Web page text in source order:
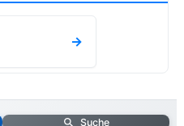
→
Suche